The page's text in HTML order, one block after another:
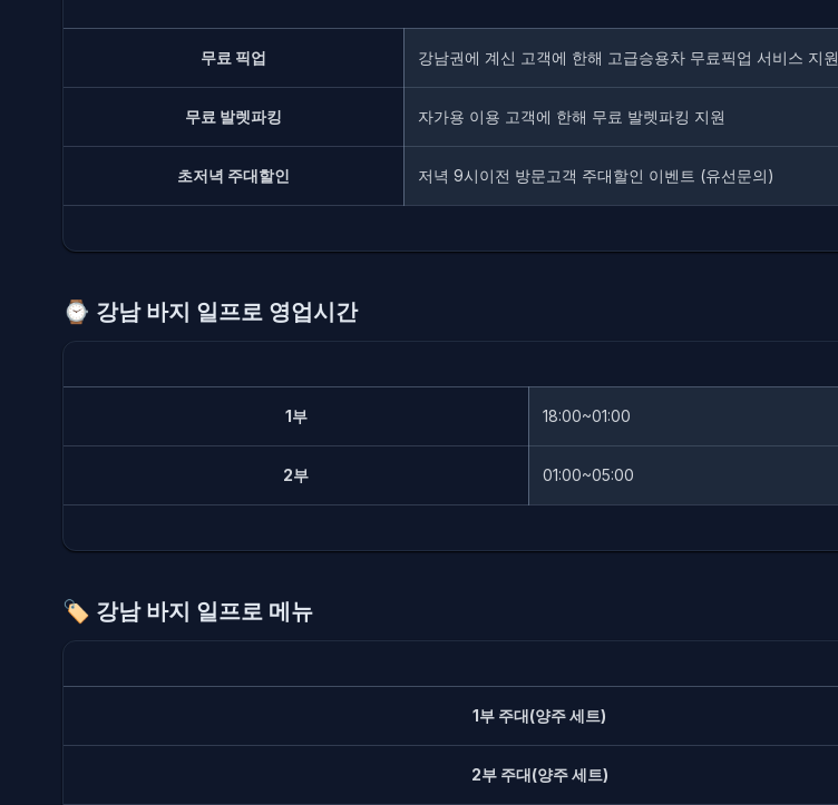
무료 픽업 강남권에 계신 고객에 한해 고급승용차 무료픽업 서비스 지원
무료 발렛파킹 자가용 이용 고객에 한해 무료 발렛파킹 지원
초저녁 주대할인 저녁 9시이전 방문고객 주대할인 이벤트 (유선문의)
⌚️ 강남 바지 일프로 영업시간
1부 18:00~01:00
2부 01:00~05:00
🏷️ 강남 바지 일프로 메뉴
1부 주대(양주 세트)
2부 주대(양주 세트)